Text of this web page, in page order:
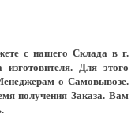
с нашего Склада в г.
Для этого
о Самовывозе.
получения Заказа. Вам